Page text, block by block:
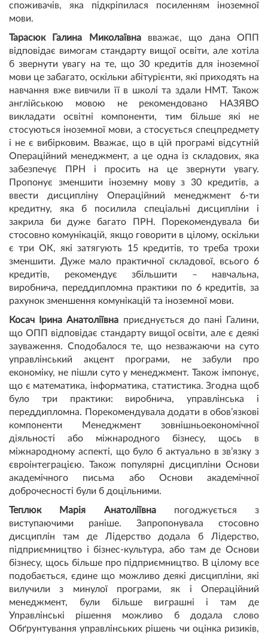
споживачів, яка підкріпилася посиленням іноземної
мови.
Тарасюк Галина Миколаївнавважає, що дана ОПП
відповідає вимогам стандарту вищої освіти, але хотіла
б звернути увагу на те, що 30 кредитів для іноземної
мови це забагато, оскільки абітурієнти, які приходять на
навчання вже вивчили її в школі та здали НМТ. Також
англійською мовою не рекомендовано НАЗЯВО
викладати освітні компоненти, тим більше які не
стосуються іноземної мови, а стосується спецпредмету
і не є вибірковим. Вважає, що в цій програмі відсутній
Операційний менеджмент, а це одна із складових, яка
забезпечує ПРН і просить на це звернути увагу.
Пропонує зменшити іноземну мову з 30 кредитів, а
ввести дисципліну Операційний менеджмент 6-ти
кредитну, яка б посилила спеціальні дисципліни і
закрила би дуже багато ПРН. Порекомендувала би
стосовно комунікацій, якщо говорити в цілому, оскільки
є три ОК, які затягують 15 кредитів, то треба трохи
зменшити. Дуже мало практичної складової, всього 6
кредитів, рекомендує збільшити – навчальна,
виробнича, переддипломна практики по 6 кредитів, за
рахунок зменшення комунікацій та іноземної мови.
Косач Ірина Анатоліївна приєднується до пані Галини,
що ОПП відповідає стандарту вищої освіти, але є деякі
зауваження. Сподобалося те, що незважаючи на суто
управлінський акцент програми, не забули про
економіку, не пішли суто у менеджмент. Також імпонує,
що є математика, інформатика, статистика. Згодна щоб
було три практики: виробнича, управлінська і
переддипломна. Порекомендувала додати в обов’язкові
компоненти Менеджмент зовнішньоекономічної
діяльності або міжнародного бізнесу, щось в
міжнародному аспекті, що було б актуально в зв’язку з
євроінтеграцією. Також популярні дисципліни Основи
академічного письма або Основи академічної
доброчесності були б доцільними.
Теплюк Марія Анатоліївна погоджується з
виступаючими раніше. Запропонувала стосовно
дисциплін там де Лідерство додала б Лідерство,
підприємництво і бізнес-культура, або там де Основи
бізнесу, щось більше про підприємництво. В цілому все
подобається, єдине що можливо деякі дисципліни, які
вилучили з минулої програми, як і Операційний
менеджмент, були більше виграшні і там де
Управлінські рішення можливо б додала слово
Обґрунтування управлінських рішень чи оцінка ризиків,